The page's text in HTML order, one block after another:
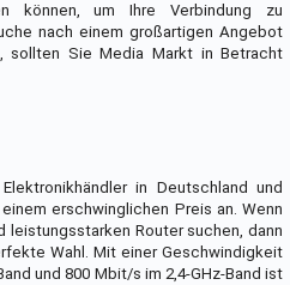
können, um Ihre Verbindung zu
nach einem großartigen Angebot
sollten Sie Media Markt in Betracht
in Deutschland und
erschwinglichen Preis an. Wenn
leistungsstarken Router suchen, dann
Wahl. Mit einer Geschwindigkeit
und 800 Mbit/s im 2,4-GHz-Band ist